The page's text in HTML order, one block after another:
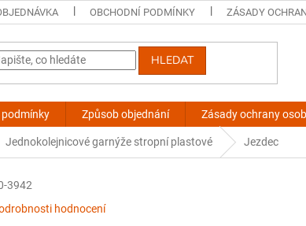
OBCHODNÍ PODMÍNKY ZÁSADY
HLEDAT
Způsob objednání Zásady ochrany
Jednokolejnicové garnýže stropní plastové Jezdec
3942
hodnocení